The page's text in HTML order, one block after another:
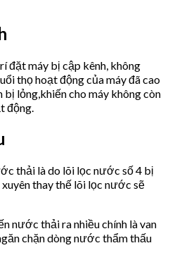
đặt máy bị cập kênh, không
thọ hoạt động của máy đã cao
bị lỏng,khiến cho máy không còn
động.
thải là do lõi lọc nước số 4 bị
thay thế lõi lọc nước sẽ
nước thải ra nhiều chính là van
chặn dòng nước thẩm thấu